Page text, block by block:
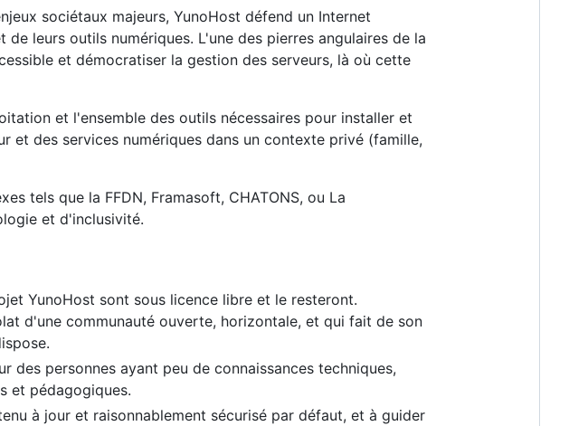
sociétaux majeurs, YunoHost défend un Internet
leurs outils numériques. L'une des pierres angulaires de la
et démocratiser la gestion des serveurs, là où cette
et l'ensemble des outils nécessaires pour installer et
et des services numériques dans un contexte privé (famille,
tels que la FFDN, Framasoft, CHATONS, ou La
et d'inclusivité.
YunoHost sont sous licence libre et le resteront.
d'une communauté ouverte, horizontale, et qui fait de son
personnes ayant peu de connaissances techniques,
et pédagogiques.
à jour et raisonnablement sécurisé par défaut, et à guider